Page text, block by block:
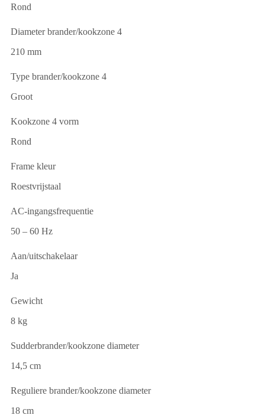
Rond
Diameter brander/kookzone 4
210 mm
Type brander/kookzone 4
Groot
Kookzone 4 vorm
Rond
Frame kleur
Roestvrijstaal
AC-ingangsfrequentie
50 – 60 Hz
Aan/uitschakelaar
Ja
Gewicht
8 kg
Sudderbrander/kookzone diameter
14,5 cm
Reguliere brander/kookzone diameter
18 cm